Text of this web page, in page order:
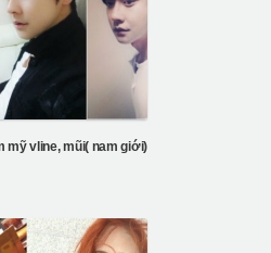
mỹ vline, mũi( nam giới)